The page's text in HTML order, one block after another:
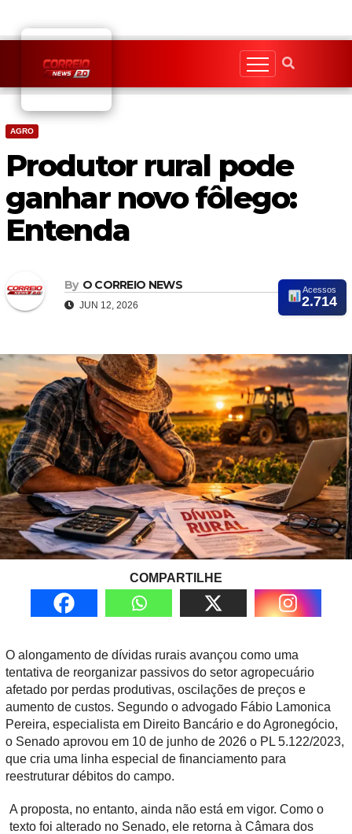
content
AGRO
Produtor rural pode
ganhar novo fôlego:
Entenda
By O CORREIO NEWS
JUN 12, 2026
Acessos
2.714
COMPARTILHE
O alongamento de dívidas rurais avançou como uma
tentativa de reorganizar passivos do setor agropecuário
afetado por perdas produtivas, oscilações de preços e
aumento de custos. Segundo o advogado Fábio Lamonica
Pereira, especialista em Direito Bancário e do Agronegócio,
o Senado aprovou em 10 de junho de 2026 o PL 5.122/2023,
que cria uma linha especial de financiamento para
reestruturar débitos do campo.
A proposta, no entanto, ainda não está em vigor. Como o
texto foi alterado no Senado, ele retorna à Câmara dos